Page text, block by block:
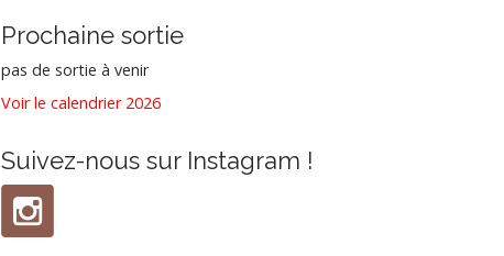
Prochaine sortie
pas de sortie à venir
Voir le calendrier 2026
Suivez-nous sur Instagram !